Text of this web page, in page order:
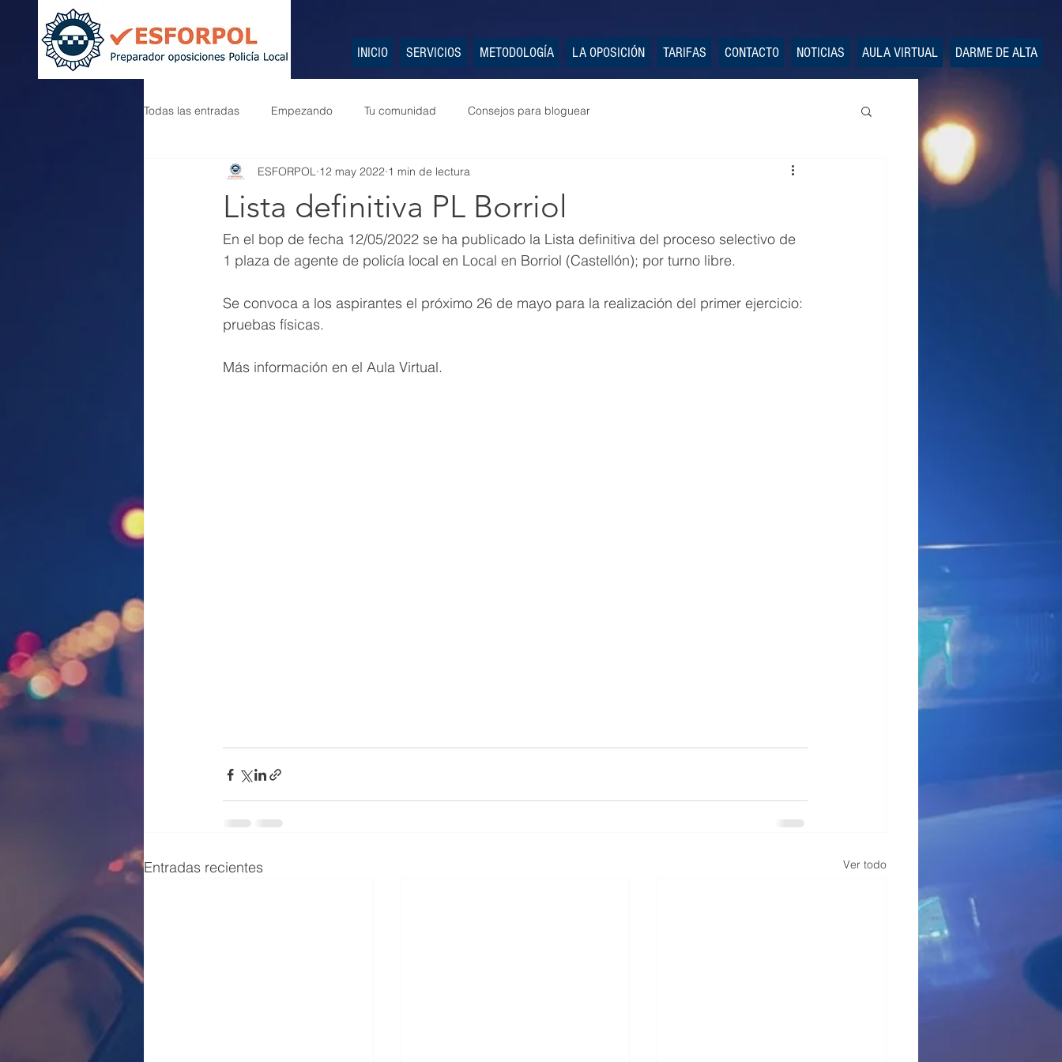
INICIO SERVICIOS METODOLOGÍA LA OPOSICIÓN TARIFAS CONTACTO NOTICIAS AULA VIRTUAL DARME DE ALTA
Todas las entradas Empezando Tu comunidad Consejos para bloguear
Lista definitiva PL Borriol
ESFORPOL 12 may 2022 1 min de lectura
En el bop de fecha 12/05/2022 se ha publicado la Lista definitiva del proceso selectivo de
1 plaza de agente de policía local en Local en Borriol (Castellón); por turno libre.
Se convoca a los aspirantes el próximo 26 de mayo para la realización del primer ejercicio:
pruebas físicas.
Más información en el Aula Virtual.
Entradas recientes Ver todo